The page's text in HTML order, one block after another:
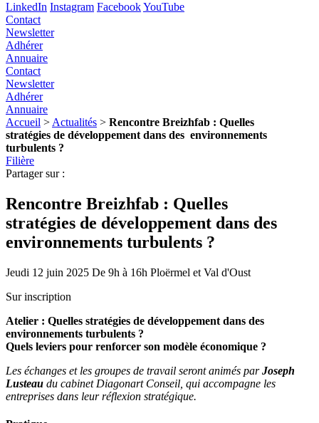
LinkedIn Instagram FacebookYouTube
Contact
Newsletter
Adhérer
Annuaire
Contact
Newsletter
Adhérer
Annuaire
Accueil > Actualités > Rencontre Breizhfab : Quelles
stratégies de développement dans des environnements
turbulents ?
Filière
Partager sur :
Rencontre Breizhfab : Quelles
stratégies de développement dans des
environnements turbulents ?
Jeudi 12 juin 2025 De 9h à 16h Ploërmel et Val d'Oust
Sur inscription
Atelier : Quelles stratégies de développement dans des
environnements turbulents ?
Quels leviers pour renforcer son modèle économique ?
Les échanges et les groupes de travail seront animés parJoseph
Lusteau du cabinet Diagonart Conseil , qui accompagne les
entreprises dans leur réflexion stratégique.